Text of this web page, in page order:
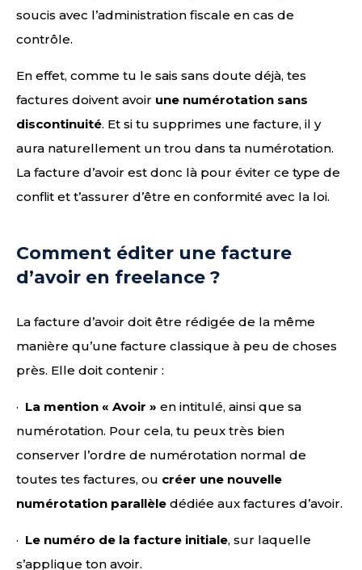
soucis avec l’administration fiscale en cas de
contrôle.
En effet, comme tu le sais sans doute déjà, tes
factures doivent avoir une numérotation sans
discontinuité. Et si tu supprimes une facture, il y
aura naturellement un trou dans ta numérotation.
La facture d’avoir est donc là pour éviter ce type de
conflit et t’assurer d’être en conformité avec la loi.
Comment éditer une facture
d’avoir en freelance ?
La facture d’avoir doit être rédigée de la même
manière qu’une facture classique à peu de choses
près. Elle doit contenir :
· La mention « Avoir » en intitulé, ainsi que sa
numérotation. Pour cela, tu peux très bien
conserver l’ordre de numérotation normal de
toutes tes factures, ou créer une nouvelle
numérotation parallèle dédiée aux factures d’avoir.
· Le numéro de la facture initiale, sur laquelle
s’applique ton avoir.